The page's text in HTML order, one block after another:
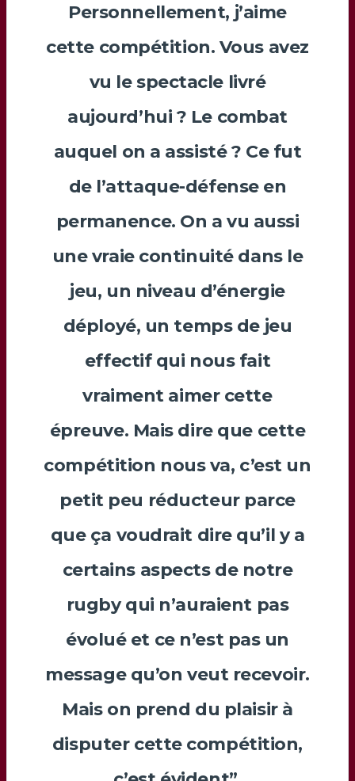
Personnellement, j’aime
cette compétition. Vous avez
vu le spectacle livré
aujourd’hui ? Le combat
auquel on a assisté ? Ce fut
de l’attaque-défense en
permanence. On a vu aussi
une vraie continuité dans le
jeu, un niveau d’énergie
déployé, un temps de jeu
effectif qui nous fait
vraiment aimer cette
épreuve. Mais dire que cette
compétition nous va, c’est un
petit peu réducteur parce
que ça voudrait dire qu’il y a
certains aspects de notre
rugby qui n’auraient pas
évolué et ce n’est pas un
message qu’on veut recevoir.
Mais on prend du plaisir à
disputer cette compétition,